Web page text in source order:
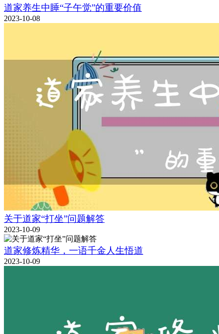
道家养生中睡“子午觉”的重要价值
2023-10-08
关于道家“打坐”问题解答
2023-10-09
道家修炼精华，一语千金人生悟道
2023-10-09